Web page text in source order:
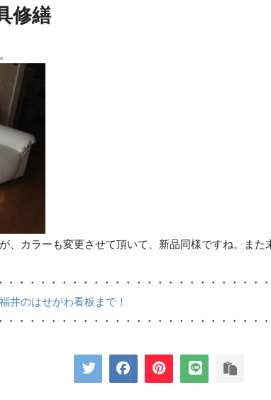
修繕
、カラーも変更させて頂いて、新品同様ですね。また
・・・・・・・・・・・・・・・・・・・・・・・
井のはせがわ看板まで！
・・・・・・・・・・・・・・・・・・・・・・・